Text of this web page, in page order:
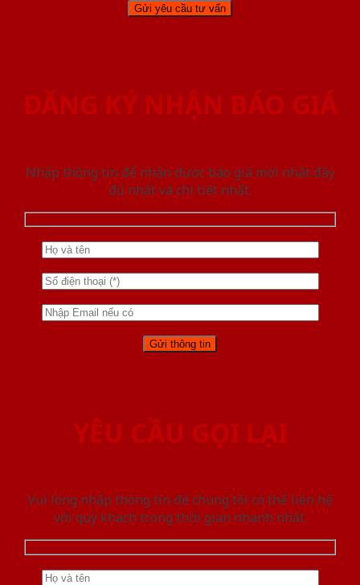
ĐĂNG KÝ NHẬN BÁO GIÁ
Nhập thông tin để nhận được báo giá mới nhât đầy
đủ nhất và chi tiết nhất.
YÊU CẦU GỌI LẠI
Vui lòng nhập thông tin để chúng tôi có thể liên hệ
với quý khách trong thời gian nhanh nhất.